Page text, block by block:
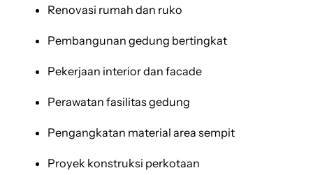
Renovasi rumah dan ruko
Pembangunan gedung bertingkat
Pekerjaan interior dan facade
Perawatan fasilitas gedung
Pengangkatan material area sempit
Proyek konstruksi perkotaan